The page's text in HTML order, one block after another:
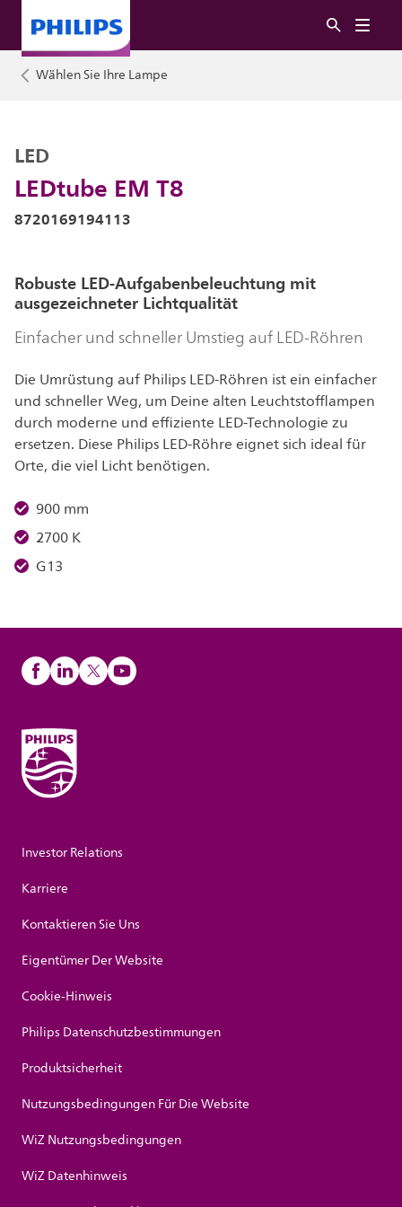
Wählen Sie Ihre Lampe
LEDtube EM T8
LED
8720169194113
Robuste LED-Aufgabenbeleuchtung mit
ausgezeichneter Lichtqualität
Einfacher und schneller Umstieg auf LED-Röhren
Die Umrüstung auf Philips LED-Röhren ist ein einfacher
und schneller Weg, um Deine alten Leuchtstofflampen
durch moderne und effiziente LED-Technologie zu
ersetzen. Diese Philips LED-Röhre eignet sich ideal für
Orte, die viel Licht benötigen.
900 mm
2700 K
G13
Investor Relations
Karriere
Kontaktieren Sie Uns
Eigentümer Der Website
Cookie-Hinweis
Philips Datenschutzbestimmungen
Produktsicherheit
Nutzungsbedingungen Für Die Website
WiZ Nutzungsbedingungen
WiZ Datenhinweis